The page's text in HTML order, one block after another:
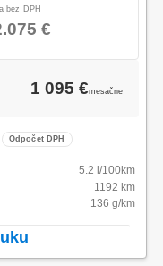
bez DPH
€
1 095 €mesačne
Odpočet DPH
5.2 l/100km
1192 km
136 g/km